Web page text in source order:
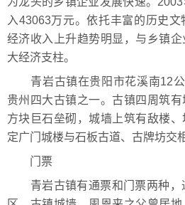
入43063万元。依托丰富的历史
经济收入上升趋势明显，与乡镇
大经济支柱。
青岩古镇在贵阳市花溪南12公
贵州四大古镇之一。古镇四周筑
方块巨石垒砌，城墙上筑有敌楼
定广门城楼与石板古道、古牌坊交
门票
青岩古镇有通票和门票两种，